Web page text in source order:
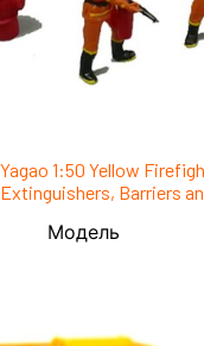
Yagao 1:50 Yellow
Extinguishers, Barriers
Модель